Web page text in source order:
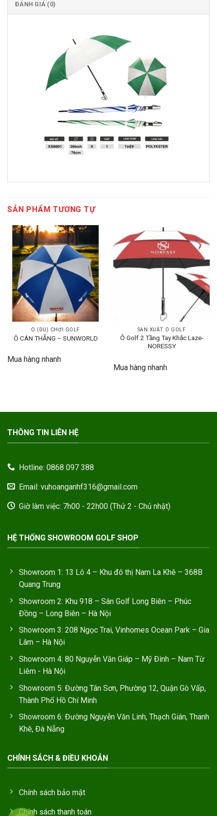
ĐÁNH GIÁ (0)
SẢN PHẨM TƯƠNG TỰ
Ô (DÙ) CHƠI GOLF
Ô CÁN THẲNG – SUNWORLD
Mua hàng nhanh
SẢN XUẤT Ô GOLF
Ô Golf 2 Tầng Tay Khắc Laze-
NORESSY
Mua hàng nhanh
THÔNG TIN LIÊN HỆ
Hotline: 0868 097 388
Email: vuhoanganhf316@gmail.com
Giờ làm việc: 7h00 - 22h00 (Thứ 2 - Chủ nhật)
HỆ THỐNG SHOWROOM GOLF SHOP
Showroom 1: 13 Lô 4 – Khu đô thị Nam La Khê – 368B
Quang Trung
Showroom 2: Khu 918 – Sân Golf Long Biên – Phúc
Đồng – Long Biên – Hà Nội
Showroom 3: 208 Ngọc Trai, Vinhomes Ocean Park – Gia
Lâm – Hà Nội
Showroom 4: 80 Nguyễn Văn Giáp – Mỹ Đình – Nam Từ
Liêm - Hà Nội
Showroom 5: Đường Tân Sơn, Phường 12, Quận Gò Vấp,
Thành Phố Hồ Chí Minh
Showroom 6: Đường Nguyễn Văn Linh, Thạch Gián, Thanh
Khê, Đà Nẵng
CHÍNH SÁCH & ĐIỀU KHOẢN
Chính sách bảo mật
Chính sách thanh toán